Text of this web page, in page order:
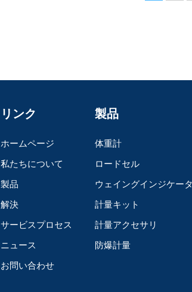
リンク
ホームページ
私たちについて
製品
解決
サービスプロセス
ニュース
お問い合わせ
製品
体重計
ロードセル
ウェイングインジケー
計量キット
計量アクセサリ
防爆計量